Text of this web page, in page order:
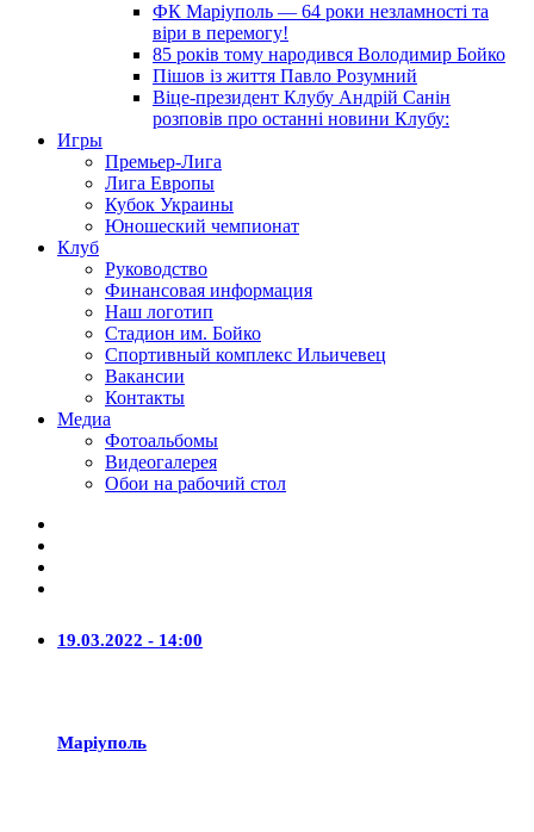
ФК Маріуполь — 64 роки незламності та
віри в перемогу!
85 років тому народився Володимир Бойко
Пішов із життя Павло Розумний
Віце-президент Клубу Андрій Санін
розповів про останні новини Клубу:
Игры
Премьер-Лига
Лига Европы
Кубок Украины
Юношеский чемпионат
Клуб
Руководство
Финансовая информация
Наш логотип
Стадион им. Бойко
Спортивный комплекс Ильичевец
Вакансии
Контакты
Медиа
Фотоальбомы
Видеогалерея
Обои на рабочий стол
19.03.2022 - 14:00
Маріуполь